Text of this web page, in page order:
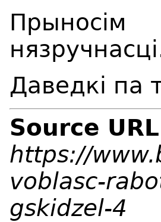
Даведкі па
Source
https://
voblasc-
gskidzel-4